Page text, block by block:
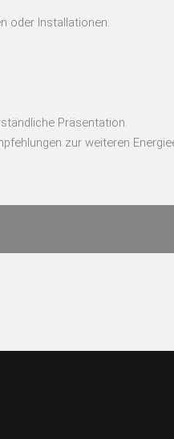
oder Installationen.
Präsentation.
zur weiteren